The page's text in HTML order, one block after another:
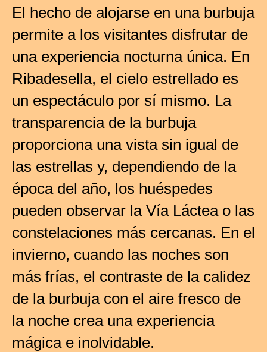
El hecho de alojarse en una burbuja
permite a los visitantes disfrutar de
una experiencia nocturna única. En
Ribadesella, el cielo estrellado es
un espectáculo por sí mismo. La
transparencia de la burbuja
proporciona una vista sin igual de
las estrellas y, dependiendo de la
época del año, los huéspedes
pueden observar la Vía Láctea o las
constelaciones más cercanas. En el
invierno, cuando las noches son
más frías, el contraste de la calidez
de la burbuja con el aire fresco de
la noche crea una experiencia
mágica e inolvidable.